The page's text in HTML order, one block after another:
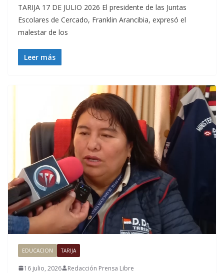
TARIJA 17 DE JULIO 2026 El presidente de las Juntas
Escolares de Cercado, Franklin Arancibia, expresó el
malestar de los
Leer más
EDUCACION TARIJA
16 julio, 2026 Redacción Prensa Libre